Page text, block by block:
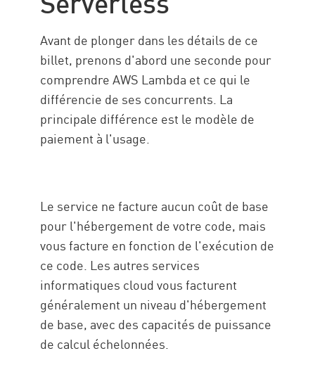
Amazon AWS
Avant de plonger dans les détails de ce
billet, prenons d'abord une seconde pour
comprendre AWS Lambda et ce qui le
différencie de ses concurrents. La
principale différence est le modèle de
paiement à l'usage.
Le service ne facture aucun coût de base
pour l'hébergement de votre code, mais
vous facture en fonction de l'exécution de
ce code. Les autres services
informatiques cloud vous facturent
généralement un niveau d'hébergement
de base, avec des capacités de puissance
de calcul échelonnées.